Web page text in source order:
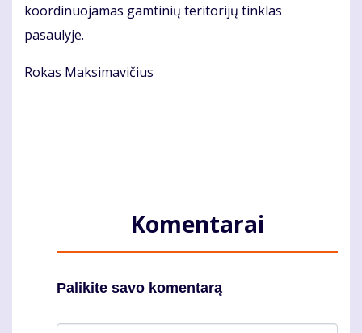
koordinuojamas gamtinių teritorijų tinklas
pasaulyje.
Rokas Maksimavičius
Komentarai
Palikite savo komentarą